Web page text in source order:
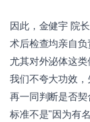
因此，金健宇 院
术后检查均亲自负
尤其对外泌体这类
我们不夸大功效，
再一同判断是否契
标准不是"因为有